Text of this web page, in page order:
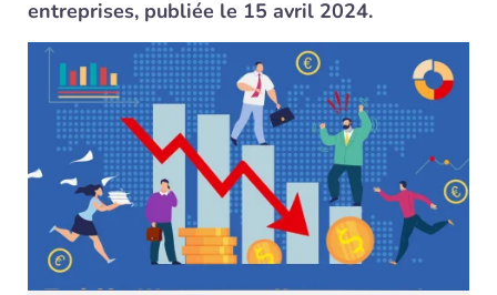
entreprises, publiée le 15 avril 2024.